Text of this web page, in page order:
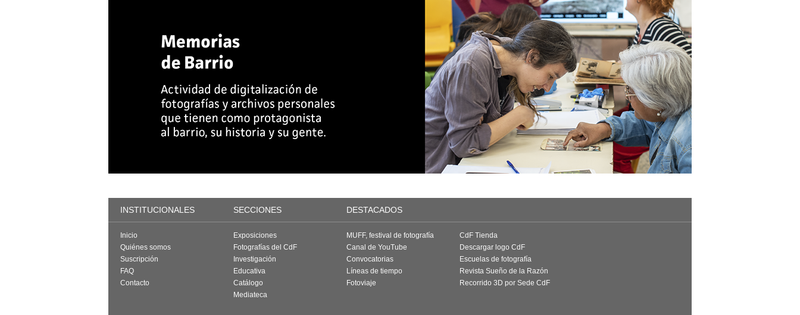
INSTITUCIONALES SECCIONES DESTACADOS
Inicio
Quiénes somos
Suscripción
FAQ
Contacto
Exposiciones
Fotografías del CdF
Investigación
Educativa
Catálogo
Mediateca
MUFF, festival de fotografía
Canal de YouTube
Convocatorias
Líneas de tiempo
Fotoviaje
CdF Tienda
Descargar logo CdF
Escuelas de fotografía
Revista Sueño de la Razón
Recorrido 3D por Sede CdF